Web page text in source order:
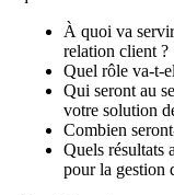
À quoi va
relation client ?
Quel rôle va-t-
Qui seront au
votre solution
Combien
Quels résultats
pour la gestion